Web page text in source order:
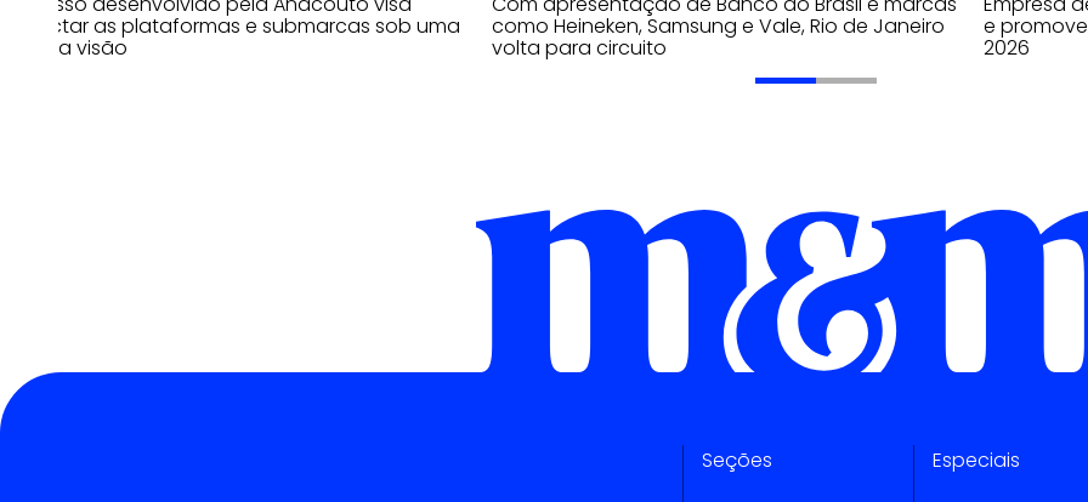
conectar as plataformas e submarcas sob uma
mesma visão
como Heineken, Samsung e Vale, Rio de Janeiro
volta para circuito
e
2026
Seções Especiais